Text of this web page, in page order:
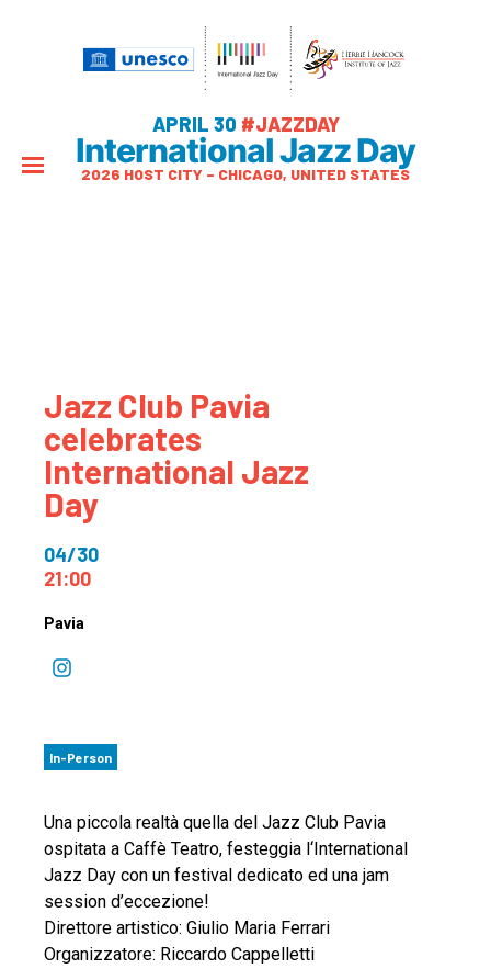
APRIL 30 #JAZZDAY
International Jazz Day
2026 HOST CITY – CHICAGO, UNITED STATES
Jazz Club Pavia
celebrates
International Jazz
Day
04/30
21:00
Pavia
In-Person
Una piccola realtà quella del Jazz Club Pavia
ospitata a Caffè Teatro, festeggia l‘International
Jazz Day con un festival dedicato ed una jam
session d’eccezione!
Direttore artistico: Giulio Maria Ferrari
Organizzatore: Riccardo Cappelletti